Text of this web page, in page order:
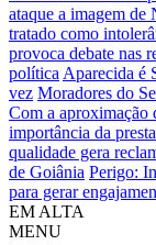
ataque a imagem de
tratado como
provoca debate nas
política Aparecida é
vez Moradores do
Com a aproximação
importância da
qualidade gera
de Goiânia Perigo:
para gerar
EM ALTA
MENU